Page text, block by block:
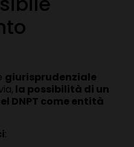
giurisprudenziale
la possibilità di un
DNPT come entità
: